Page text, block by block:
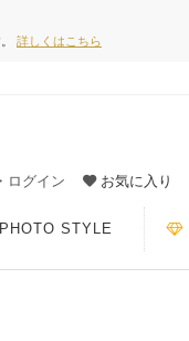
詳しくはこちら
ログイン
お気に入り
STYLE